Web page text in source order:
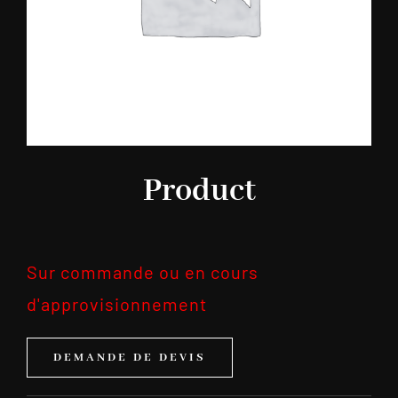
Product
Sur commande ou en cours
d'approvisionnement
DEMANDE DE DEVIS